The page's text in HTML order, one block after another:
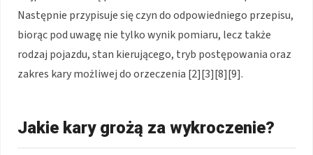
Następnie przypisuje się czyn do odpowiedniego przepisu,
biorąc pod uwagę nie tylko wynik pomiaru, lecz także
rodzaj pojazdu, stan kierującego, tryb postępowania oraz
zakres kary możliwej do orzeczenia [2][3][8][9].
Jakie kary grożą za wykroczenie?